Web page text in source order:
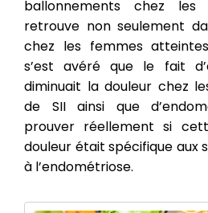
ballonnements chez
retrouve non seulement
chez les femmes
s’est avéré que le fait
diminuait la douleur chez
de SII ainsi que
prouver réellement si
douleur était spécifique aux
à l’endométriose.